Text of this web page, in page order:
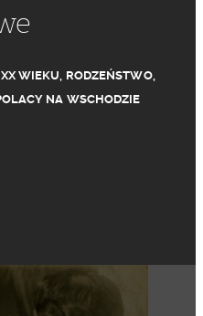
WIEKU, RODZEŃSTWO,
NA WSCHODZIE